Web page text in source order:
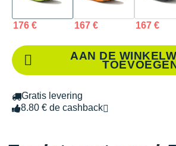
176 € 167 € 167 €
AAN DE
Gratis levering
8.80 € de cashback